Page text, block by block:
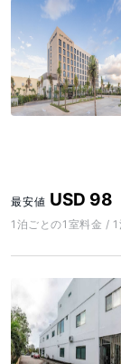
最安値 USD 98
1泊ごとの1室料金 / 1